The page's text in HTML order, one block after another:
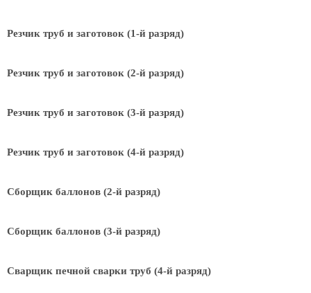
Резчик труб и заготовок (1-й разряд)
Резчик труб и заготовок (2-й разряд)
Резчик труб и заготовок (3-й разряд)
Резчик труб и заготовок (4-й разряд)
Сборщик баллонов (2-й разряд)
Сборщик баллонов (3-й разряд)
Сварщик печной сварки труб (4-й разряд)